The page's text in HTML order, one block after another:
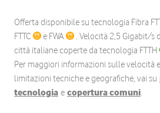
Offerta disponibile su tecnologia Fibra
FTTC
e FWA
. Velocità 2,5 Gigabit/s
città italiane coperte da tecnologia FTTH
Per maggiori informazioni sulle velocità
limitazioni tecniche e geografiche, vai su
tecnologia e copertura comuni.